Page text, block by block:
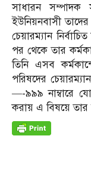
সাধারন সম্পাদক
ইউনিয়নবাসী
চেয়ারম্যান
পর থেকে তার
তিনি এসব
পরিষদের
—-৯৯৯ নাম্বারে
করায় এ বিষয়ে তার